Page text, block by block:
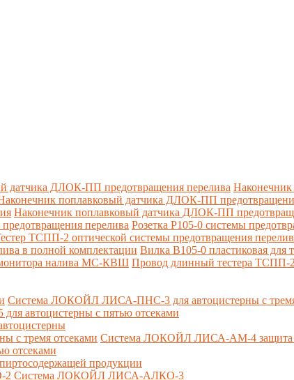
датчика ДЛОК-ПП предотвращения перелива
поплавковый датчика ДЛОК-ПП
Наконечник поплавковый датчика ДЛОК-ПП
перелива Розетка Р105-0 системы
ТСПП-2 оптической системы предотвращения
в полной комплектации Вилка В105-0 пластиковая
налива МС-КВШ Провод длинный тестера ТСПП-2
Система ЛОКОЙЛ ЛИСА-ПНС-3 для автоцистерны с тремя
автоцистерны с пятью отсеками
с тремя отсеками Система ЛОКОЙЛ ЛИСА-AM-4 защита
отсеками
продукции
2 Система ЛОКОЙЛ ЛИСА-АЛКО-3